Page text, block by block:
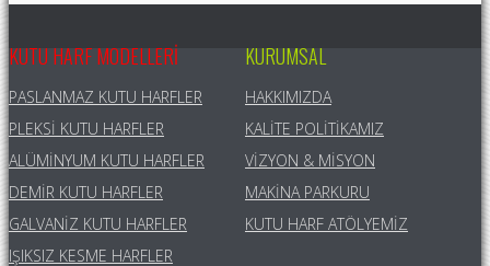
KUTU HARF MODELLERI
PASLANMAZ KUTU HARFLER
PLEKSI KUTU HARFLER
ALÜMINYUM KUTU HARFLER
DEMIR KUTU HARFLER
GALVANIZ KUTU HARFLER
IŞIKSIZ KESME HARFLER
KURUMSAL
HAKKIMIZDA
KALITE POLITIKAMIZ
VIZYON & MISYON
MAKINA PARKURU
KUTU HARF ATÖLYEMIZ